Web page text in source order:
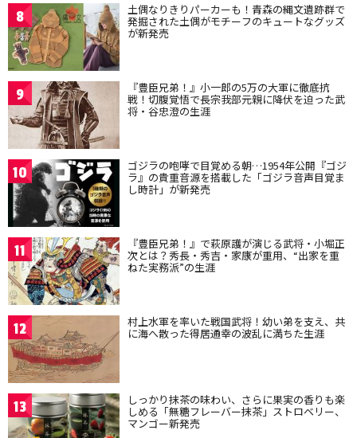
8 土偶なりきりパーカーも！青森の縄文遺跡群で
発掘された土偶がモチーフのキュートなグッズ
が新発売
9 『豊臣兄弟！』小一郎の5万の大軍に徹底抗
戦！切腹覚悟で長宗我部元親に降伏を迫った武
将・谷忠澄の生涯
10 ゴジラの咆哮で目覚める朝…1954年公開『ゴジ
ラ』の貴重音源を搭載した「ゴジラ音声目覚ま
し時計」が新発売
11 『豊臣兄弟！』で萩原護が演じる武将・小堀正
次とは？秀長・秀吉・家康が重用、“出家を重
ねた実務派”の生涯
12 村上水軍を率いた戦国武将！幼い弟を支え、共
に海へ散った得居通幸の波乱に満ちた生涯
13 しっかり抹茶の味わい、さらに果実の香りも楽
しめる「無糖フレーバー抹茶」ストロベリー、
マンゴー新発売